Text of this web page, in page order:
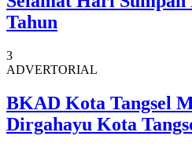
Tahun
3
ADVERTORIAL
BKAD Kota Tangsel
Dirgahayu Kota